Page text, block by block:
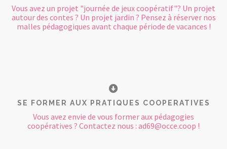
Vous avez un projet "journée de jeux coopératif"? Un projet
autour des contes ? Un projet jardin ? Pensez à réserver nos
malles pédagogiques avant chaque période de vacances !
SE FORMER AUX PRATIQUES COOPERATIVES
Vous avez envie de vous former aux pédagogies
coopératives ? Contactez nous : ad69@occe.coop !